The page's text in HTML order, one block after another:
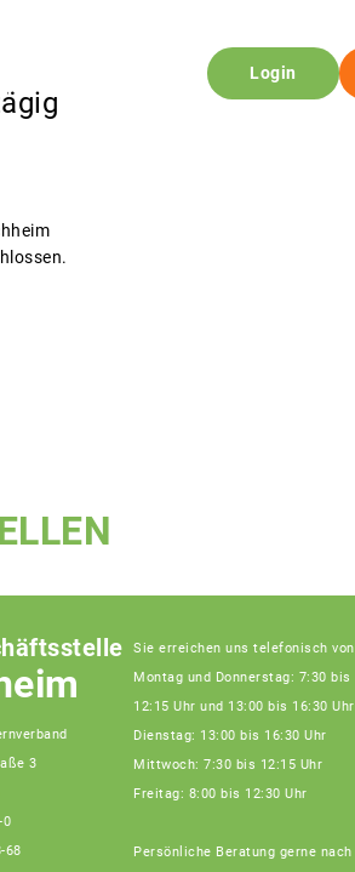
Login
3
0
68
Sie erreichen uns telefonisch von
Montag und Donnerstag: 7:30 bis
12:15 Uhr und 13:00 bis 16:30 Uhr
Dienstag: 13:00 bis 16:30 Uhr
Mittwoch: 7:30 bis 12:15 Uhr
Freitag: 8:00 bis 12:30 Uhr
Persönliche Beratung gerne nach